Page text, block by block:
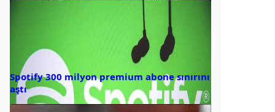
Spotify 300 milyon premium abone sınırını
aştı